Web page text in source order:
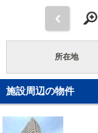
所在地
施設周辺の物件